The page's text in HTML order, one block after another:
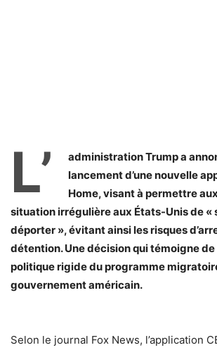
L’
administration Trump a
lancement d’une nouvelle
Home, visant à permettre
situation irrégulière aux États-Unis de «
déporter », évitant ainsi les risques
détention. Une décision qui témoigne de
politique rigide du programme
gouvernement américain.
Selon le journal Fox News, l’application